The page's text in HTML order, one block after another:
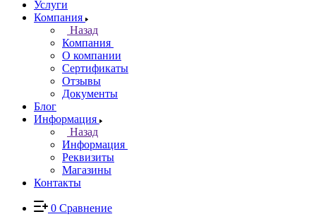
Услуги
Компания
Назад
Компания
О компании
Сертификаты
Отзывы
Документы
Блог
Информация
Назад
Информация
Реквизиты
Магазины
Контакты
0 Сравнение